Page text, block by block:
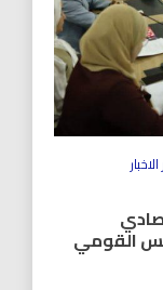
القومي